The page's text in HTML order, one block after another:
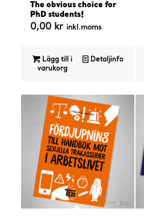
The obvious choice for
PhD students!
0,00 kr inkl.moms
Lägg till i
varukorg
Detaljinfo